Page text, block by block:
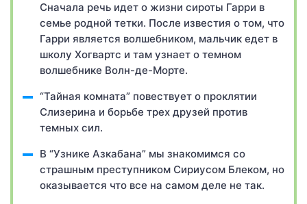
Сначала речь идет о жизни сироты Гарри в
семье родной тетки. После известия о том, что
Гарри является волшебником, мальчик едет в
школу Хогвартс и там узнает о темном
волшебнике Волн-де-Морте.
“Тайная комната” повествует о проклятии
Слизерина и борьбе трех друзей против
темных сил.
В “Узнике Азкабана” мы знакомимся со
страшным преступником Сириусом Блеком, но
оказывается что все на самом деле не так.